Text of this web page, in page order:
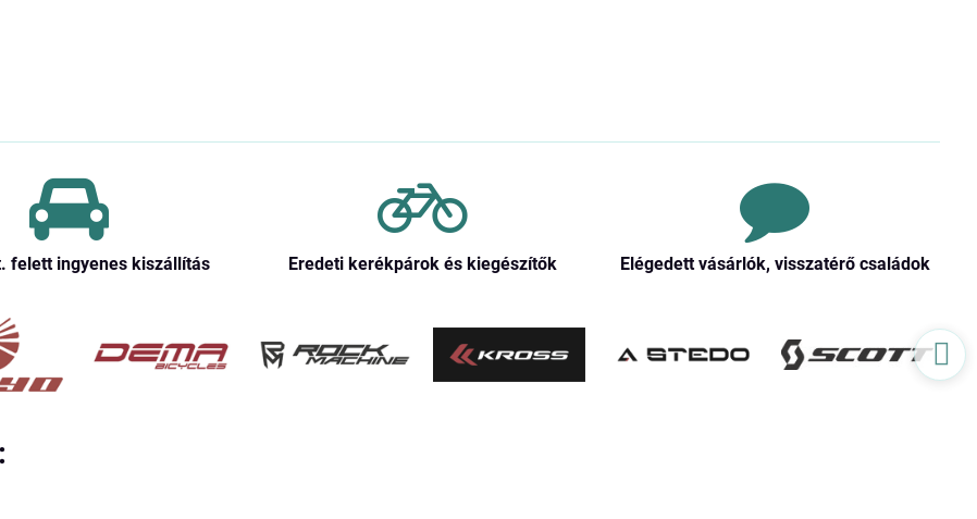
felett ingyenes kiszállítás Eredeti kerékpárok és kiegészítők Elégedett vásárlók, visszatérő családok